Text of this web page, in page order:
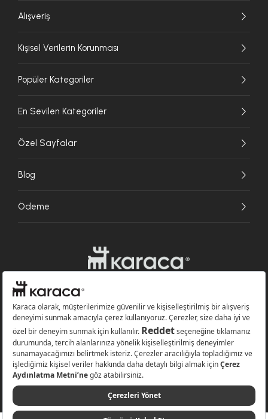
Alışveriş
Kişisel Verilerin Korunması
Popüler Kategoriler
En Sevilen Kategoriler
Özel Sayfalar
Blog
Ödeme
Websitesinde kullanılan bazı görseller yapay zekâ (AI) ile üretilmiştir.
Karaca.com © 2026 - Karaca Züccaciye A.Ş. Tüm hakları saklıdır.